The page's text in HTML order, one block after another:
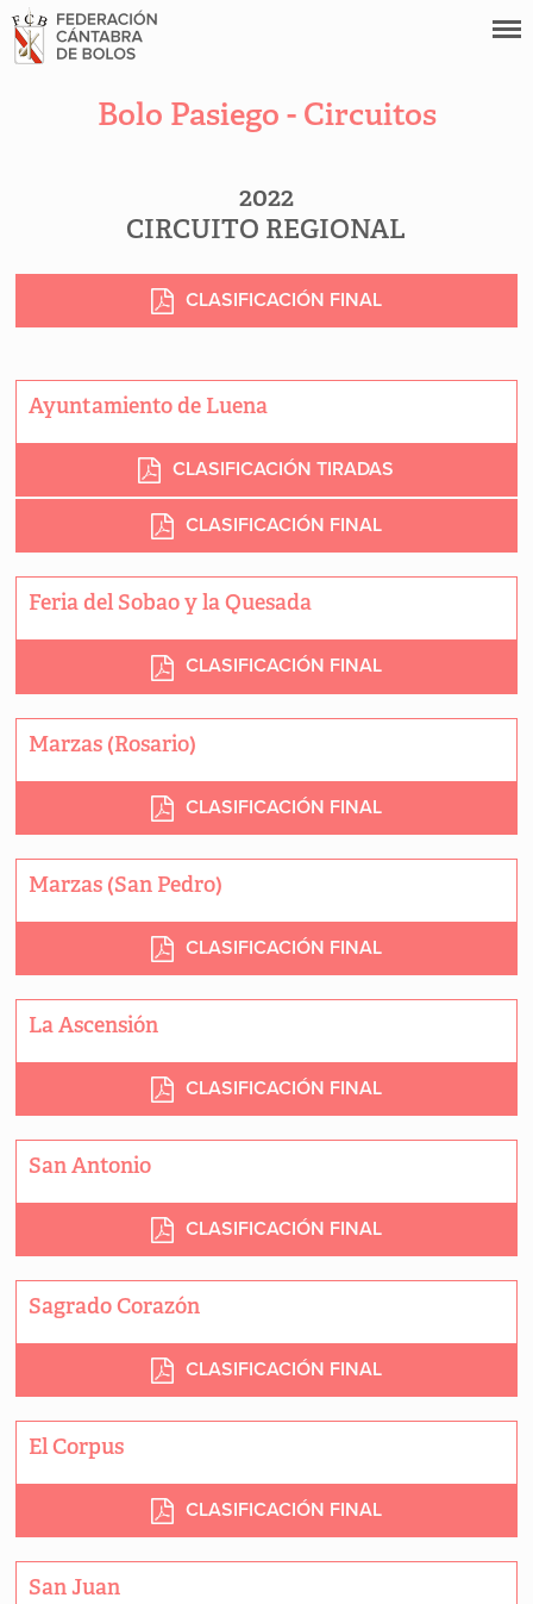
Bolo Pasiego - Circuitos
2022
CIRCUITO REGIONAL
CLASIFICACIÓN FINAL
Ayuntamiento de Luena
CLASIFICACIÓN TIRADAS
CLASIFICACIÓN FINAL
Feria del Sobao y la Quesada
CLASIFICACIÓN FINAL
Marzas (Rosario)
CLASIFICACIÓN FINAL
Marzas (San Pedro)
CLASIFICACIÓN FINAL
La Ascensión
CLASIFICACIÓN FINAL
San Antonio
CLASIFICACIÓN FINAL
Sagrado Corazón
CLASIFICACIÓN FINAL
El Corpus
CLASIFICACIÓN FINAL
San Juan